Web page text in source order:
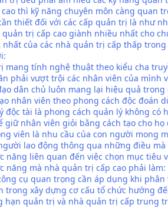
thì kỹ năng chuyên môn càng quan
thiết đối với các cấp quản trị là như
trị cấp cao giành nhiều nhất cho
của các nhà quản trị cấp thấp
mang tính nghệ thuật theo kiểu cha
phải vượt trội các nhân viên của mình
dân chủ luôn mang lại hiệu quả
nhân viên theo phong cách độc đoán
độc tài là phong cách quản lý không có
giữ nhân viên giỏi bằng cách tạo cho họ
viên là nhu cầu của con người mong
lao động thông qua những điều mà
năng liên quan đến việc chọn mục tiêu
năng mà nhà quản trị cấp cao phải làm:
cụ quan trọng cần áp dụng khi
trong xây dựng cơ cấu tổ chức hướng
hạn quản trị và nhà quản trị cấp trung